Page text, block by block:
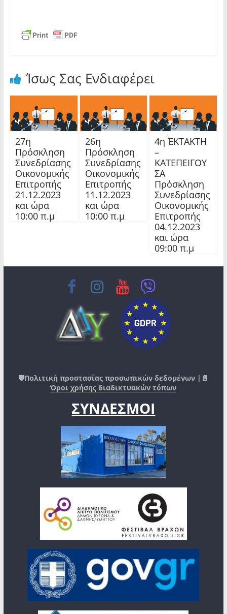
Ίσως Σας Ενδιαφέρει
27η
Πρόσκληση
Συνεδρίασης
Οικονομικής
Επιτροπής
21.12.2023
και ώρα
10:00 π.μ
26η
Πρόσκληση
Συνεδρίασης
Οικονομικής
Επιτροπής
11.12.2023
και ώρα
10:00 π.μ
4η ΈΚΤΑΚΤΗ
–
ΚΑΤΕΠΕΙΓΟΥ
ΣΑ
Πρόσκληση
Συνεδρίασης
Οικονομικής
Επιτροπής
04.12.2023
και ώρα
09:00 π.μ
🛡️Πολιτική προστασίας προσωπικών δεδομένων |📄
Όροι χρήσης διαδικτυακών τόπων
ΣΥΝΔΕΣΜΟΙ